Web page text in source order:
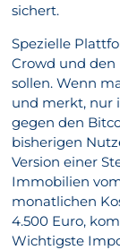
sichert.
Spezielle
Crowd und
sollen. Wenn
und merkt, nur
gegen den
bisherigen
Version einer
Immobilien
monatlichen
4.500 Euro,
Wichtigste